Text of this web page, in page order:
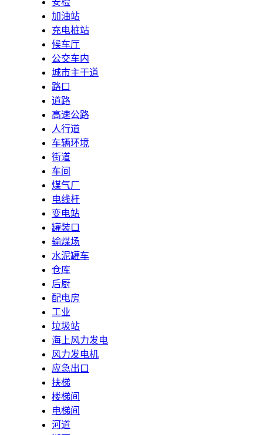
加油站
充电桩站
候车厅
公交车内
城市主干道
路口
道路
高速公路
人行道
车辆环境
街道
车间
煤气厂
电线杆
变电站
罐装口
输煤场
水泥罐车
仓库
后厨
配电房
工业
垃圾站
海上风力发电
风力发电机
应急出口
扶梯
楼梯间
电梯间
河道